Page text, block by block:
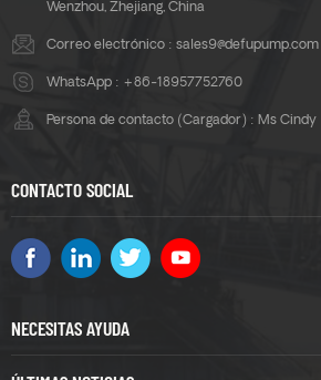
Wenzhou, Zhejiang, China
Correo electrónico : sales9@defupump.com
WhatsApp : +86-18957752760
Persona de contacto (Cargador) : Ms Cindy
CONTACTO SOCIAL
NECESITAS AYUDA